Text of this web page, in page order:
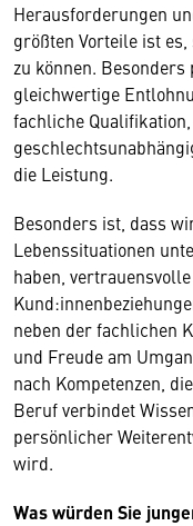
Herausforderungen
größten Vorteile ist
zu können.
gleichwertige
fachliche
die Leistung.
Besonders ist, dass
Lebenssituationen
haben,
neben der fachlichen
und Freude am
nach Kompetenzen,
Beruf verbindet
persönlicher
wird.
Was würden Sie